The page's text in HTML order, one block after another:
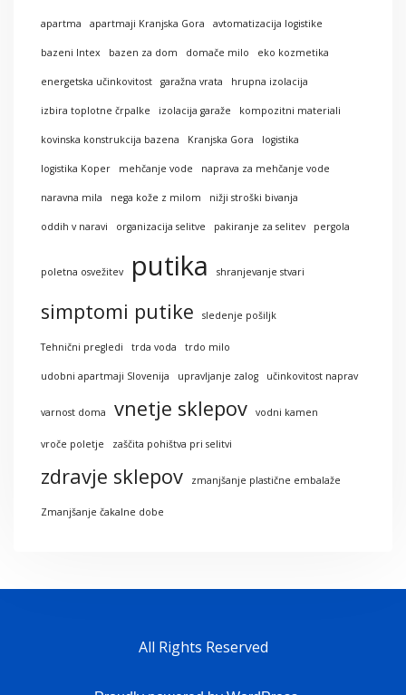
apartma apartmaji Kranjska Gora avtomatizacija logistike
bazeni Intex bazen za dom domače milo eko kozmetika
energetska učinkovitost garažna vrata hrupna izolacija
izbira toplotne črpalke izolacija garaže kompozitni materiali
kovinska konstrukcija bazena Kranjska Gora logistika
logistika Koper mehčanje vode naprava za mehčanje vode
naravna mila nega kože z milom nižji stroški bivanja
oddih v naravi organizacija selitve pakiranje za selitev pergola
poletna osvežitev putika shranjevanje stvari
simptomi putike sledenje pošiljk
Tehnični pregledi trda voda trdo milo
udobni apartmaji Slovenija upravljanje zalog učinkovitost naprav
varnost doma vnetje sklepov vodni kamen
vroče poletje zaščita pohištva pri selitvi
zdravje sklepov zmanjšanje plastične embalaže
Zmanjšanje čakalne dobe
All Rights Reserved